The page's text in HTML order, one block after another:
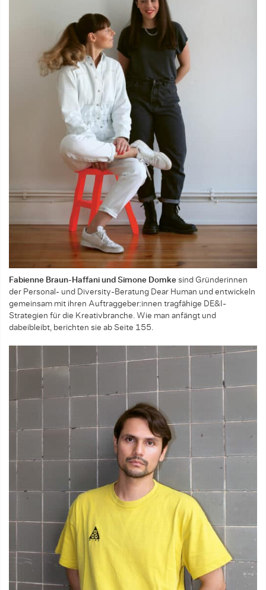
Fabienne Braun-Haffani und Simone Domke sind Gründerinnen
der Personal- und Diversity-Beratung Dear Human und entwickeln
gemeinsam mit ihren Auftraggeber:innen tragfähige DE&I-
Strategien für die Kreativbranche. Wie man anfängt und
dabeibleibt, berichten sie ab Seite 155.